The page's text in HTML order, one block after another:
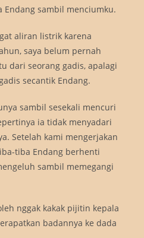
Endang sambil menciumku.
aliran listrik karena
saya belum pernah
dari seorang gadis, apalagi
secantik Endang.
sambil sesekali mencuri
ia tidak menyadari
Setelah kami mengerjakan
tiba Endang berhenti
sambil memegangi
nggak kakak pijitin kepala
badannya ke dada